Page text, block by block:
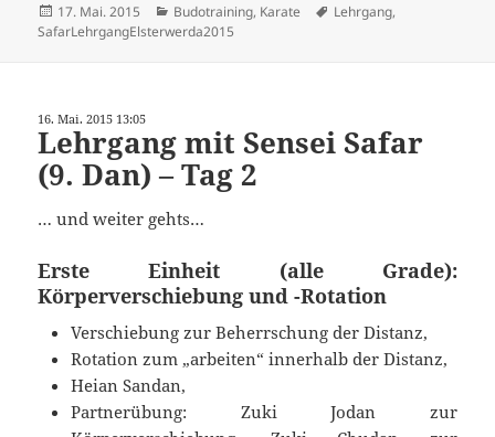
Veröffentlicht
am
17. Mai. 2015 Kategorien
Budotraining, Karate Schlagwörter
Lehrgang,
SafarLehrgangElsterwerda2015
16. Mai. 2015 13:05
Lehrgang mit Sensei Safar
(9. Dan) – Tag 2
… und weiter gehts…
Erste Einheit (alle Grade):
Körperverschiebung und -Rotation
Verschiebung zur Beherrschung der Distanz,
Rotation zum „arbeiten“ innerhalb der Distanz,
Heian Sandan,
Partnerübung: Zuki Jodan zur